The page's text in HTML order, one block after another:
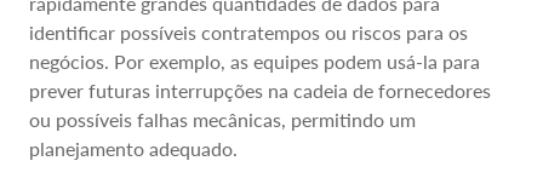
identificar possíveis contratempos ou riscos para os
negócios. Por exemplo, as equipes podem usá-la para
prever futuras interrupções na cadeia de fornecedores
ou possíveis falhas mecânicas, permitindo um
planejamento adequado.